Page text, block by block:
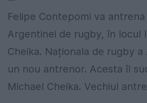
Felipe Contepomi va
Argentinei de rugby, în locul
Cheika. Naționala de rugby
un nou antrenor. Acesta îl
Michael Cheika. Vechiul